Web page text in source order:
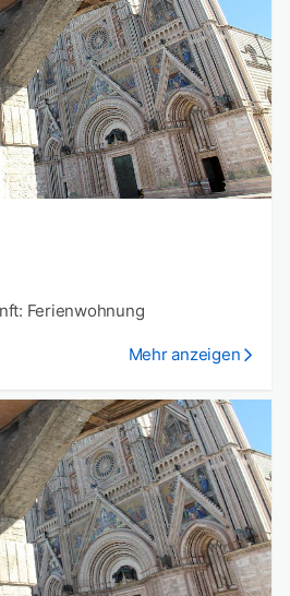
Ferienwohnung
Mehr anzeigen